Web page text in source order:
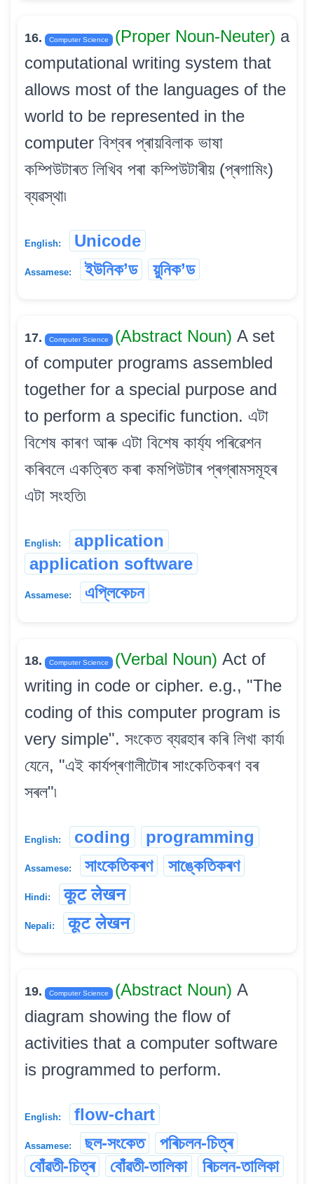
16. Computer Science (Proper Noun-Neuter) a
computational writing system that
allows most of the languages of the
world to be represented in the
computer বিশ্বৰ প্ৰায়বিলাক ভাষা
কম্পিউটাৰত লিখিব পৰা কম্পিউটাৰীয় (প্ৰগামিং)
ব্যৱস্থা৷
English: Unicode
Assamese: ইউনিক’ড য়ুনিক’ড
17. Computer Science (Abstract Noun) A set
of computer programs assembled
together for a special purpose and
to perform a specific function. এটা
বিশেষ কাৰণ আৰু এটা বিশেষ কাৰ্য্য পৰিৱেশন
কৰিবলে একত্ৰিত কৰা কমপিউটাৰ প্ৰগ্ৰামসমূহৰ
এটা সংহতি৷
English:
application
application software
Assamese: এপ্লিকেচন
18. Computer Science (Verbal Noun) Act of
writing in code or cipher. e.g., "The
coding of this computer program is
very simple". সংকেত ব্যৱহাৰ কৰি লিখা কাৰ্য৷
যেনে, "এই কাৰ্যপ্ৰণালীটোৰ সাংকেতিকৰণ বৰ
সৰল"৷
English: coding programming
Assamese: সাংকেতিকৰণ সাঙ্কেতিকৰণ
Hindi: कूट लेखन
Nepali: कूट लेखन
19. Computer Science (Abstract Noun) A
diagram showing the flow of
activities that a computer software
is programmed to perform.
English: flow-chart
Assamese: ছল-সংকেত
পৰিচলন-চিত্ৰ
বোঁৱতী-চিত্ৰ
বোঁৱতী-তালিকা ৰিচলন-তালিকা